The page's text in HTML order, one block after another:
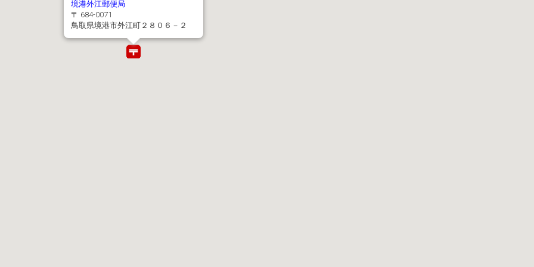
境港外江郵便局
〒 684-0071
鳥取県境港市外江町２８０６－２